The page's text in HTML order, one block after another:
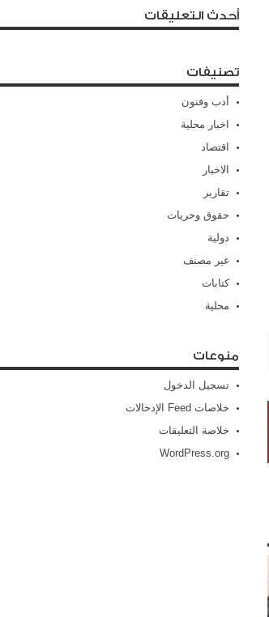
أحدث التعليقات
تصنيفات
أدب وفنون
اخبار محلية
اقتصاد
الاخبار
تقارير
حقوق وحريات
دولية
غير مصنف
كتابات
محلية
منوعات
تسجيل الدخول
خلاصات Feed الإدخالات
خلاصة التعليقات
WordPress.org